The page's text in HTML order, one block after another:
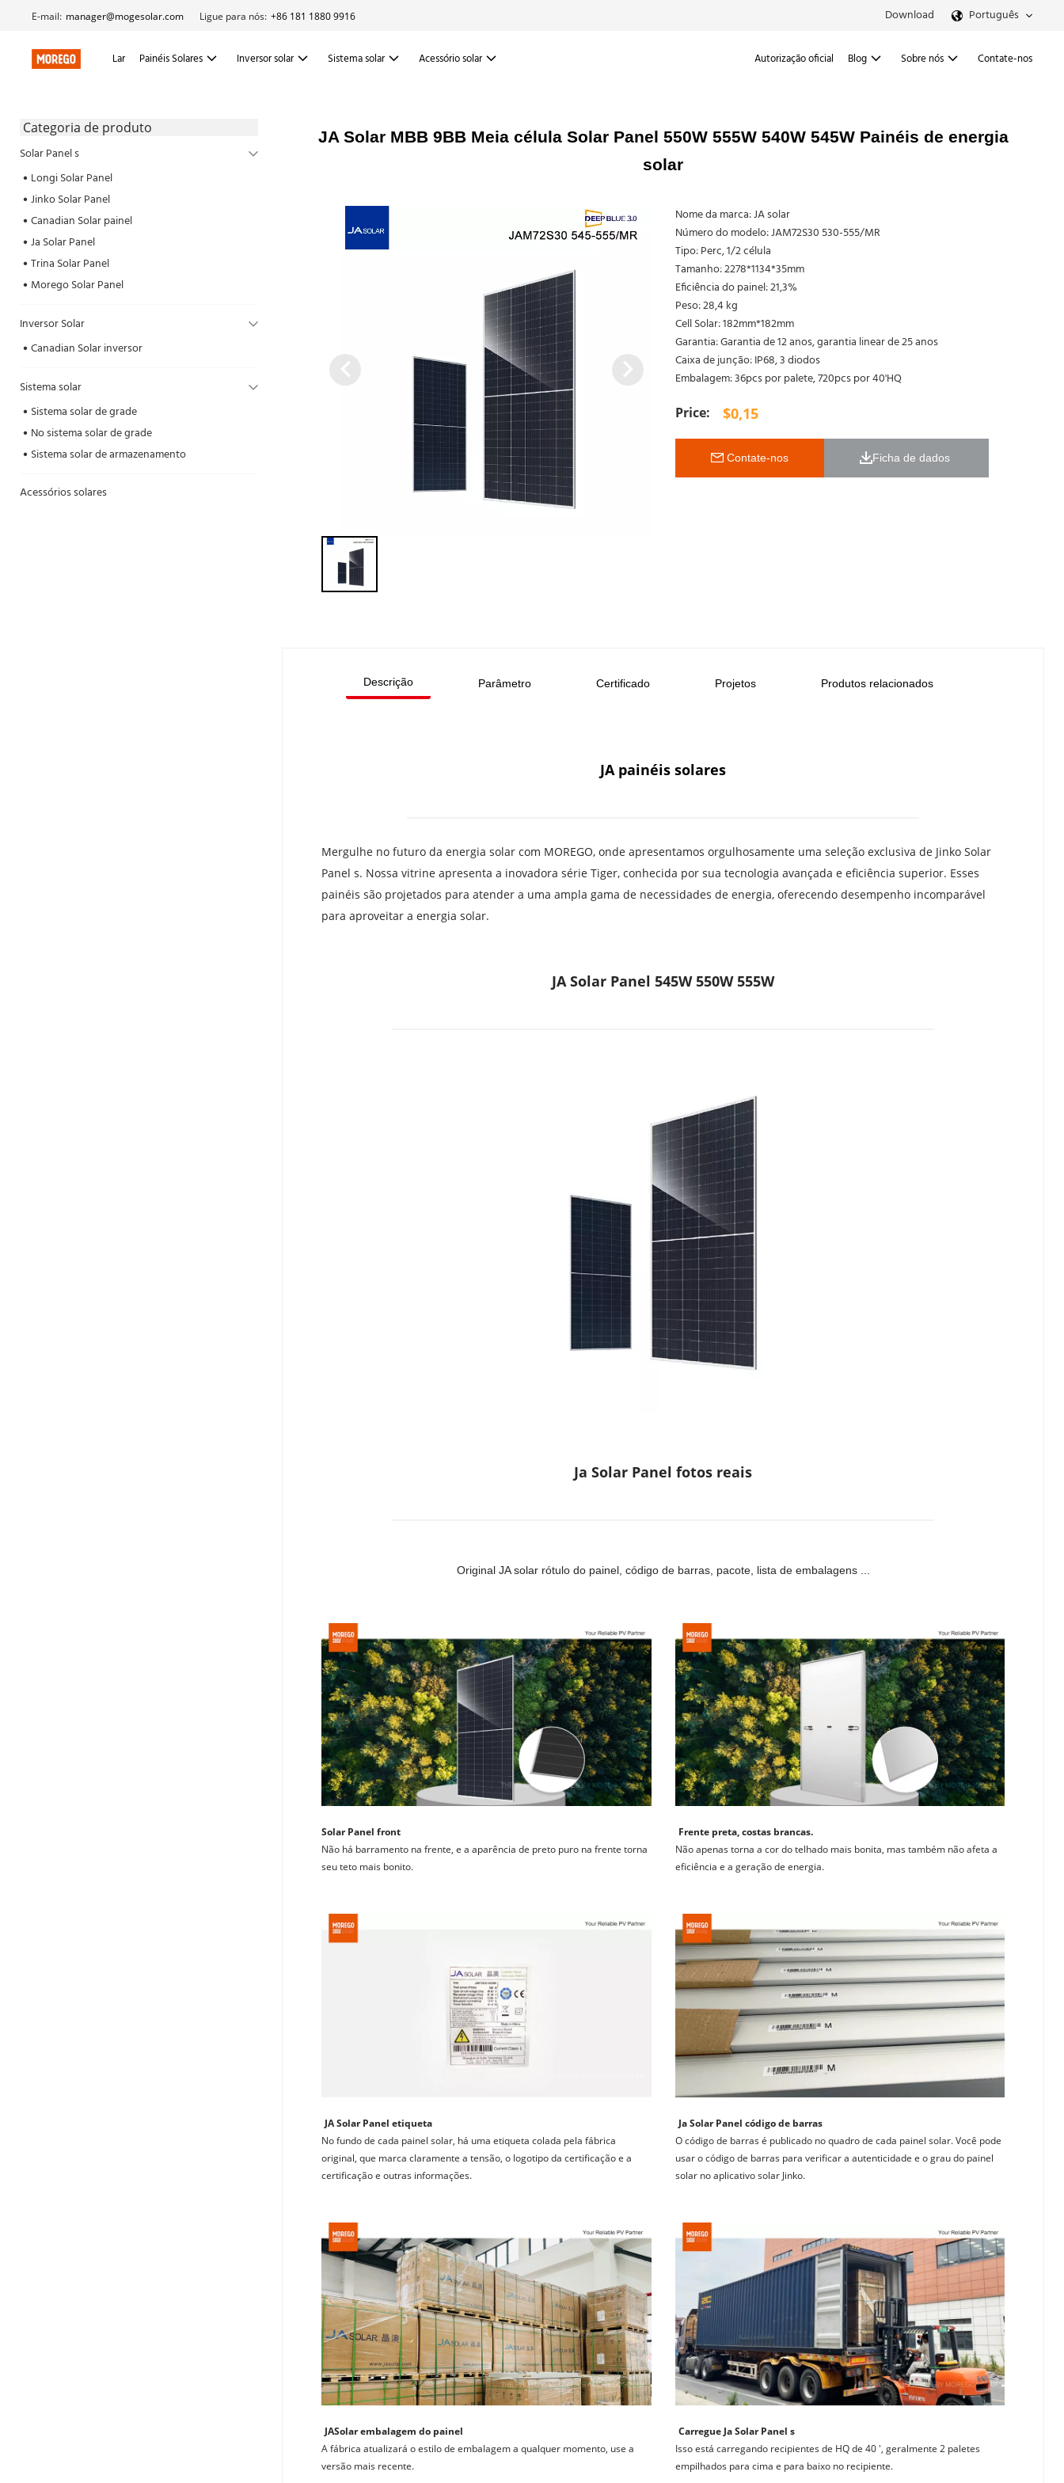
E-mail: manager@mogesolar.com Ligue para nós: +86 181 1880 9916 Download Português
Lar Painéis Solares Inversor solar Sistema solar Acessório solar Autorização oficial Blog Sobre nós Contate-nos
Categoria de produto
Solar Panel s
Longi Solar Panel
Jinko Solar Panel
Canadian Solar painel
Ja Solar Panel
Trina Solar Panel
Morego Solar Panel
Inversor Solar
Canadian Solar inversor
Sistema solar
Sistema solar de grade
No sistema solar de grade
Sistema solar de armazenamento
Acessórios solares
JA Solar MBB 9BB Meia célula Solar Panel 550W 555W 540W 545W Painéis de energia
solar
Nome da marca: JA solar
Número do modelo: JAM72S30 530-555/MR
Tipo: Perc, 1/2 célula
Tamanho: 2278*1134*35mm
Eficiência do painel: 21,3%
Peso: 28,4 kg
Cell Solar: 182mm*182mm
Garantia: Garantia de 12 anos, garantia linear de 25 anos
Caixa de junção: IP68, 3 diodos
Embalagem: 36pcs por palete, 720pcs por 40'HQ
$0,15
Contate-nos Ficha de dados
Descrição Parâmetro Certificado Projetos Produtos relacionados
JA painéis solares
Mergulhe no futuro da energia solar com MOREGO, onde apresentamos orgulhosamente uma seleção exclusiva de Jinko Solar
Panel s. Nossa vitrine apresenta a inovadora série Tiger, conhecida por sua tecnologia avançada e eficiência superior. Esses
painéis são projetados para atender a uma ampla gama de necessidades de energia, oferecendo desempenho incomparável
para aproveitar a energia solar.
JA Solar Panel 545W 550W 555W
Ja Solar Panel fotos reais
Original JA solar rótulo do painel, código de barras, pacote, lista de embalagens ...
Solar Panel front
Não há barramento na frente, e a aparência de preto puro na frente torna
seu teto mais bonito.
Frente preta, costas brancas.
Não apenas torna a cor do telhado mais bonita, mas também não afeta a
eficiência e a geração de energia.
JA Solar Panel etiqueta
No fundo de cada painel solar, há uma etiqueta colada pela fábrica
original, que marca claramente a tensão, o logotipo da certificação e a
certificação e outras informações.
Ja Solar Panel código de barras
O código de barras é publicado no quadro de cada painel solar. Você pode
usar o código de barras para verificar a autenticidade e o grau do painel
solar no aplicativo solar Jinko.
JASolar embalagem do painel
A fábrica atualizará o estilo de embalagem a qualquer momento, use a
versão mais recente.
Carregue Ja Solar Panel s
Isso está carregando recipientes de HQ de 40 ', geralmente 2 paletes
empilhados para cima e para baixo no recipiente.